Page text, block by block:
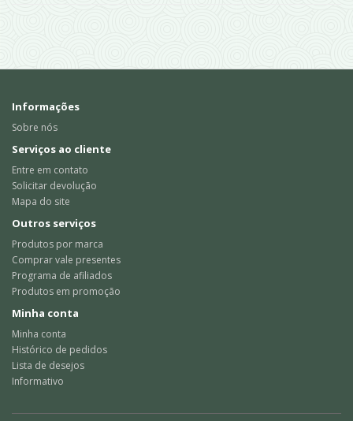
Informações
Sobre nós
Serviços ao cliente
Entre em contato
Solicitar devolução
Mapa do site
Outros serviços
Produtos por marca
Comprar vale presentes
Programa de afiliados
Produtos em promoção
Minha conta
Minha conta
Histórico de pedidos
Lista de desejos
Informativo